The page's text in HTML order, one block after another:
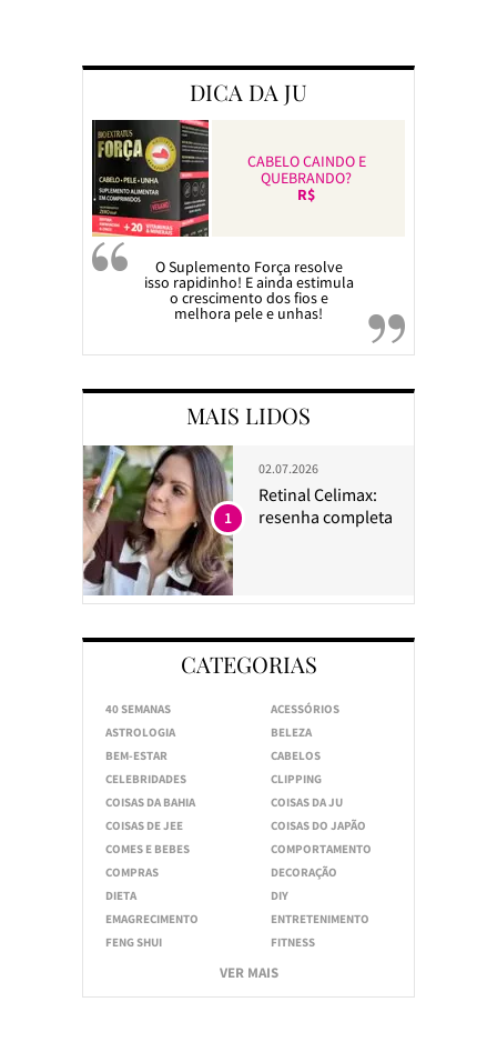
DICA DA JU
CABELO CAINDO E
QUEBRANDO?
R$
O Suplemento Força resolve
isso rapidinho! E ainda estimula
o crescimento dos fios e
melhora pele e unhas!
MAIS LIDOS
02.07.2026
Retinal Celimax:
resenha completa
1
CATEGORIAS
40 SEMANAS
ACESSÓRIOS
ASTROLOGIA
BELEZA
BEM-ESTAR
CABELOS
CELEBRIDADES
CLIPPING
COISAS DA BAHIA
COISAS DA JU
COISAS DE JEE
COISAS DO JAPÃO
COMES E BEBES
COMPORTAMENTO
COMPRAS
DECORAÇÃO
DIETA
DIY
EMAGRECIMENTO
ENTRETENIMENTO
FENG SHUI
FITNESS
VER MAIS